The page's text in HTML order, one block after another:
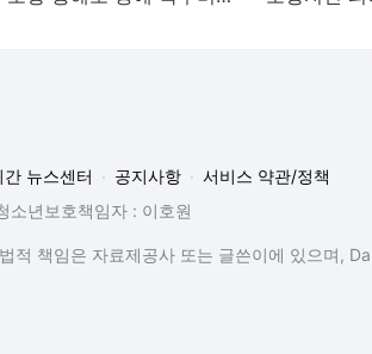
간 뉴스센터 공지사항
서비스 약관/정책
소년보호책임자 : 이호원
적 책임은 자료제공사 또는 글쓴이에 있으며,